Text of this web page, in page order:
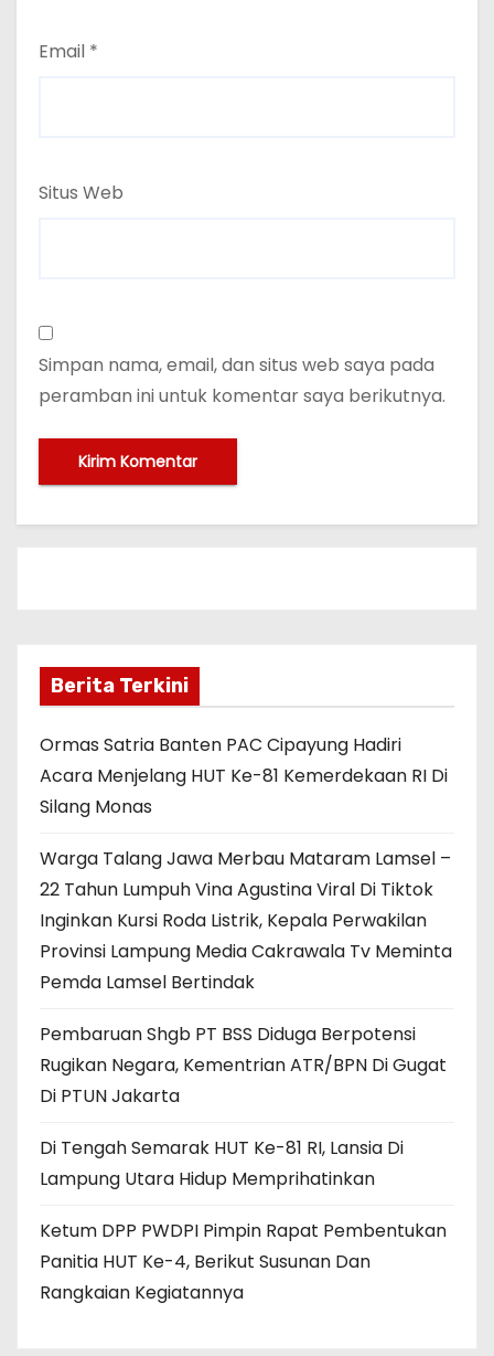
Email *
Situs Web
Simpan nama, email, dan situs web saya pada
peramban ini untuk komentar saya berikutnya.
Berita Terkini
Ormas Satria Banten PAC Cipayung Hadiri
Acara Menjelang HUT Ke-81 Kemerdekaan RI Di
Silang Monas
Warga Talang Jawa Merbau Mataram Lamsel –
22 Tahun Lumpuh Vina Agustina Viral Di Tiktok
Inginkan Kursi Roda Listrik, Kepala Perwakilan
Provinsi Lampung Media Cakrawala Tv Meminta
Pemda Lamsel Bertindak
Pembaruan Shgb PT BSS Diduga Berpotensi
Rugikan Negara, Kementrian ATR/BPN Di Gugat
Di PTUN Jakarta
Di Tengah Semarak HUT Ke-81 RI, Lansia Di
Lampung Utara Hidup Memprihatinkan
Ketum DPP PWDPI Pimpin Rapat Pembentukan
Panitia HUT Ke-4, Berikut Susunan Dan
Rangkaian Kegiatannya